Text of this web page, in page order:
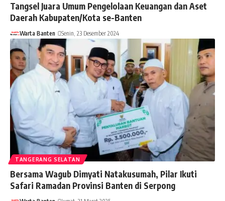
Tangsel Juara Umum Pengelolaan Keuangan dan Aset
Daerah Kabupaten/Kota se-Banten
Warta Banten Senin, 23 Desember 2024
TANGERANG SELATAN
Bersama Wagub Dimyati Natakusumah, Pilar Ikuti
Safari Ramadan Provinsi Banten di Serpong